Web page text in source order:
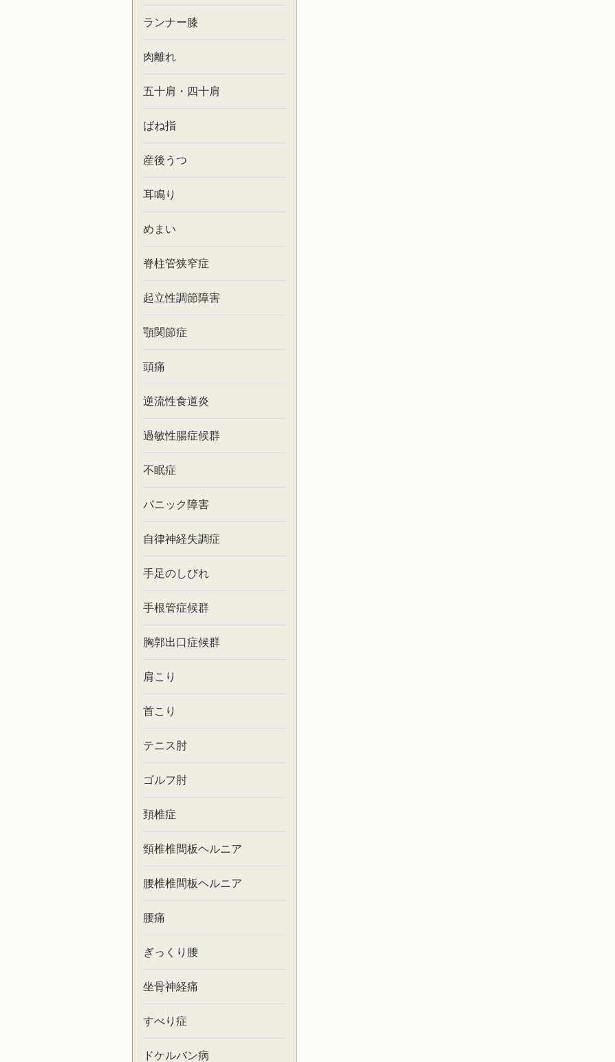
ランナー膝
肉離れ
五十肩・四十肩
ばね指
産後うつ
耳鳴り
めまい
脊柱管狭窄症
起立性調節障害
顎関節症
頭痛
逆流性食道炎
過敏性腸症候群
不眠症
パニック障害
自律神経失調症
手足のしびれ
手根管症候群
胸郭出口症候群
肩こり
首こり
テニス肘
ゴルフ肘
頚椎症
頸椎椎間板ヘルニア
腰椎椎間板ヘルニア
腰痛
ぎっくり腰
坐骨神経痛
すべり症
ドケルバン病